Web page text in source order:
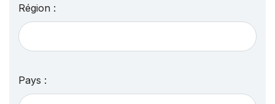
Région :
Pays :